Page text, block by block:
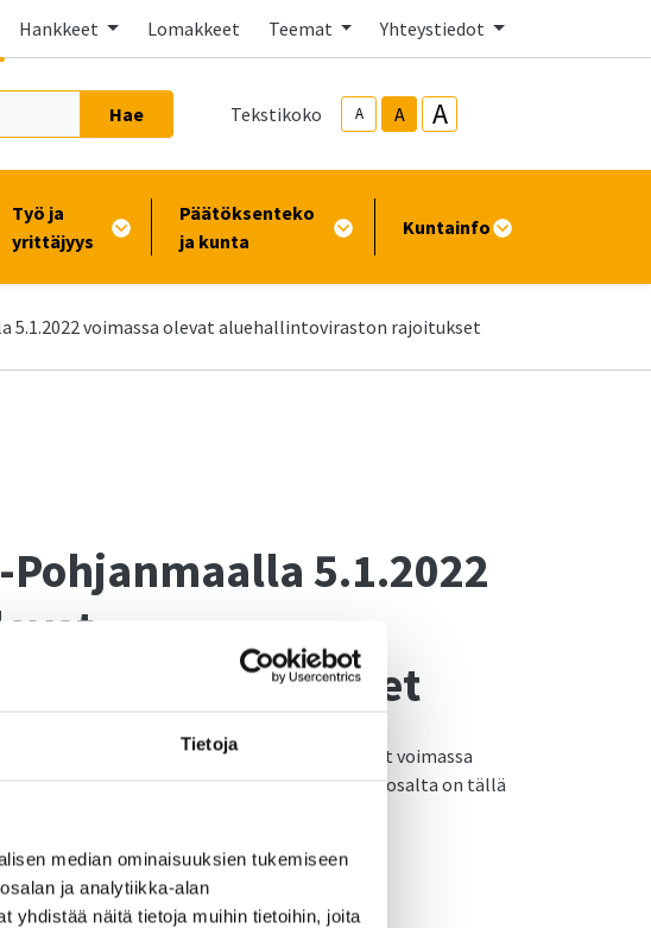
Tietoja
median ominaisuuksien tukemiseen
ja analytiikka-alan
yhdistää näitä tietoja muihin tietoihin, joita
Hankkeet Lomakkeet Teemat Yhteystiedot
Hae Tekstikoko A A A
Työ ja
yrittäjyys
Päätöksenteko
ja kunta
Kuntainfo
5.1.2022 voimassa olevat aluehallintoviraston rajoitukset
Pohjanmaalla 5.1.2022
rajoitukset
on koronaepidemian torjumiseksi tehnyt voimassa
rajoituspäätöksiä. Tilanne avin rajoitusten osalta on tällä
ja ohjaus koronapassin käyttöön
5.1.2021